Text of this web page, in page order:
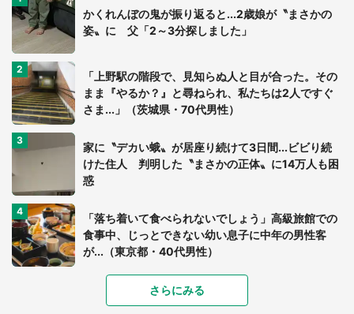
かくれんぼの鬼が振り返ると...2歳娘が〝まさかの
姿〟に 父「2～3分探しました」
「上野駅の階段で、見知らぬ人と目が合った。その
まま『やるか？』と尋ねられ、私たちは2人ですぐ
さま...」（茨城県・70代男性）
家に〝デカい蛾〟が居座り続けて3日間...ビビり続
けた住人 判明した〝まさかの正体〟に14万人も困
惑
「落ち着いて食べられないでしょう」高級旅館での
食事中、じっとできない幼い息子に中年の男性客
が...（東京都・40代男性）
「富豪すぎ」1歳息子の〝店頭駄々こね〟の内容に1.
7万人驚がく 「お菓子売り場ならまだしも...」「ハ
さらにみる